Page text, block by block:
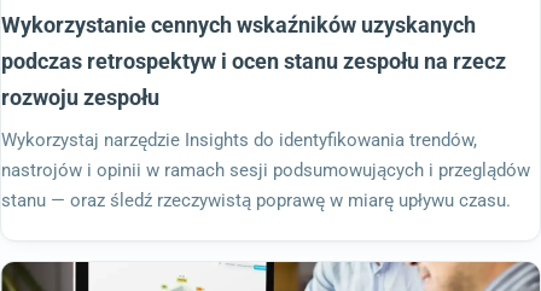
Wykorzystanie cennych wskaźników uzyskanych
podczas retrospektyw i ocen stanu zespołu na rzecz
rozwoju zespołu
Wykorzystaj narzędzie Insights do identyfikowania trendów,
nastrojów i opinii w ramach sesji podsumowujących i przeglądów
stanu — oraz śledź rzeczywistą poprawę w miarę upływu czasu.